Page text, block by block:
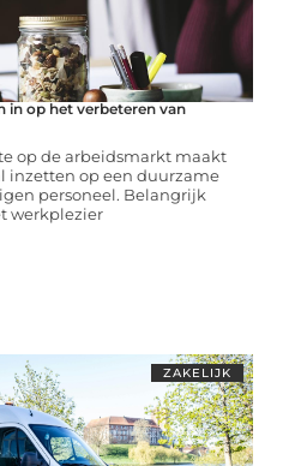
in op het verbeteren van
op de arbeidsmarkt maakt
inzetten op een duurzame
personeel. Belangrijk
werkplezier
ZAKELIJK